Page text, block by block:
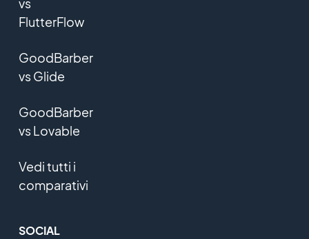
vs
FlutterFlow
GoodBarber
vs Glide
GoodBarber
vs Lovable
Vedi tutti i
comparativi
SOCIAL